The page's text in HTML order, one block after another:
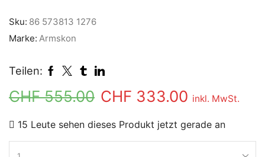
Sku: 86 573813 1276
Marke: Armskon
Teilen:
CHF555.00 CHF 333.00 inkl. MwSt.
15 Leute sehen dieses Produkt jetzt gerade an